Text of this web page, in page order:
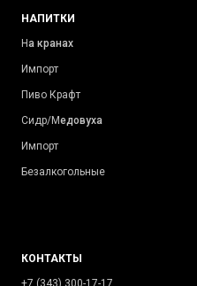
НАПИТКИ
На кранах
Импорт
Пиво Крафт
Сидр/Медовуха
Импорт
Безалкогольные
КОНТАКТЫ
+7 (343) 300-17-17